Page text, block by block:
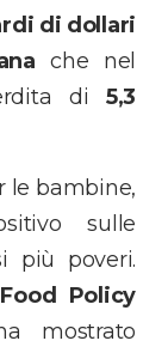
di dollari
che nel
di 5,3
le bambine,
sulle
più poveri.
Policy
mostrato